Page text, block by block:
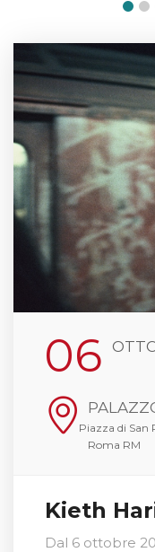
06
Piazza di San
Roma RM
Kieth
Dal 6 ottobre